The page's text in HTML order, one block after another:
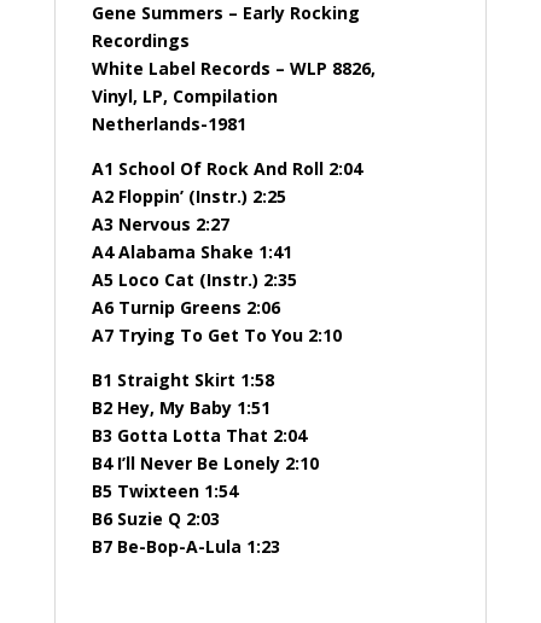
Gene Summers – Early Rocking
Recordings
White Label Records – WLP 8826,
Vinyl, LP, Compilation
Netherlands-1981
A1 School Of Rock And Roll 2:04
A2 Floppin’ (Instr.) 2:25
A3 Nervous 2:27
A4 Alabama Shake 1:41
A5 Loco Cat (Instr.) 2:35
A6 Turnip Greens 2:06
A7 Trying To Get To You 2:10
B1 Straight Skirt 1:58
B2 Hey, My Baby 1:51
B3 Gotta Lotta That 2:04
B4 I’ll Never Be Lonely 2:10
B5 Twixteen 1:54
B6 Suzie Q 2:03
B7 Be-Bop-A-Lula 1:23